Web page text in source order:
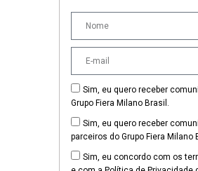
Sim, eu quero receber
Grupo Fiera Milano Brasil.
Sim, eu quero receber
parceiros do Grupo Fiera Milano
Sim, eu concordo com os